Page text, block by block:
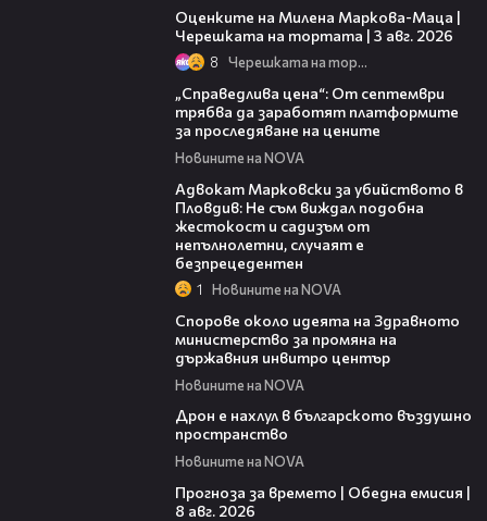
Оценките на Милена Маркова-Маца |
Черешката на тортата | 3 авг. 2026
8 Черешката на тортата
„Справедлива цена“: От септември
трябва да заработят платформите
за проследяване на цените
Новините на NOVA
Адвокат Марковски за убийството в
Пловдив: Не съм виждал подобна
жестокост и садизъм от
непълнолетни, случаят е
безпрецедентен
1 Новините на NOVA
Спорове около идеята на Здравното
министерство за промяна на
държавния инвитро център
Новините на NOVA
Дрон е нахлул в българското въздушно
пространство
Новините на NOVA
Прогноза за времето | Обедна емисия |
8 авг. 2026